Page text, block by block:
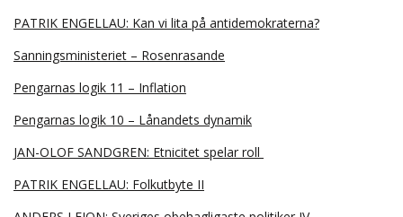
PATRIK ENGELLAU: Kan vi lita på antidemokraterna?
Sanningsministeriet – Rosenrasande
Pengarnas logik 11 – Inflation
Pengarnas logik 10 – Lånandets dynamik
JAN-OLOF SANDGREN: Etnicitet spelar roll
PATRIK ENGELLAU: Folkutbyte II